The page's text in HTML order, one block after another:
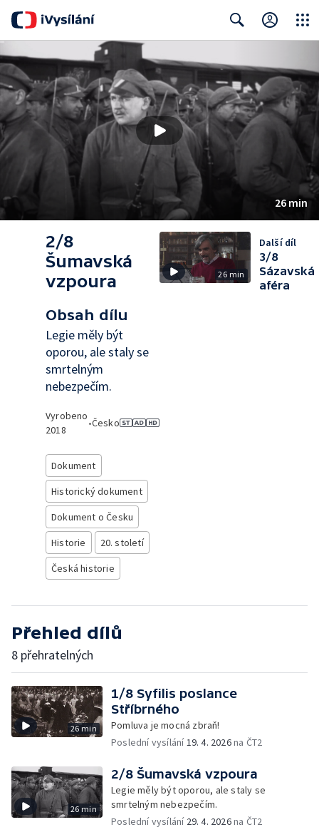
26 min
2/8
Šumavská
vzpoura
Obsah dílu
Legie měly být
oporou, ale staly se
smrtelným
nebezpečím.
Vyrobeno
2018
•Česko
Dokument
Historický dokument
Dokument o Česku
Historie
20. století
Česká historie
26 min
Další díl
3/8
Sázavská
aféra
Přehled dílů
8 přehratelných
26 min
1/8 Syfilis poslance
Stříbrného
Pomluva je mocná zbraň!
Poslední vysílání19. 4. 2026na ČT2
26 min
2/8 Šumavská vzpoura
Legie měly být oporou, ale staly se
smrtelným nebezpečím.
Poslední vysílání 29. 4. 2026na ČT2